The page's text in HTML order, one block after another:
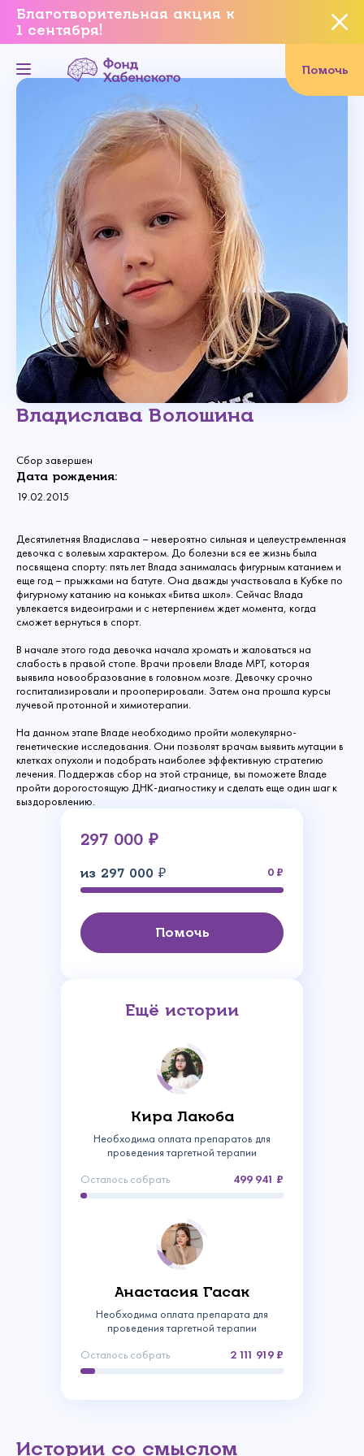
Благотворительная акция к
1 сентября!
Помочь
Владислава Волошина
Сбор завершен
Дата рождения:
19.02.2015
Десятилетняя Владислава – невероятно сильная и целеустремленная
девочка с волевым характером. До болезни вся ее жизнь была
посвящена спорту: пять лет Влада занималась фигурным катанием и
еще год – прыжками на батуте. Она дважды участвовала в Кубке по
фигурному катанию на коньках «Битва школ». Сейчас Влада
увлекается видеоиграми и с нетерпением ждет момента, когда
сможет вернуться в спорт.
В начале этого года девочка начала хромать и жаловаться на
слабость в правой стопе. Врачи провели Владе МРТ, которая
выявила новообразование в головном мозге. Девочку срочно
госпитализировали и прооперировали. Затем она прошла курсы
лучевой протонной и химиотерапии.
На данном этапе Владе необходимо пройти молекулярно-
генетические исследования. Они позволят врачам выявить мутации в
клетках опухоли и подобрать наиболее эффективную стратегию
лечения. Поддержав сбор на этой странице, вы поможете Владе
пройти дорогостоящую ДНК-диагностику и сделать еще один шаг к
выздоровлению.
297 000 ₽
из 297 000 ₽ 0
Помочь
Ещё истории
Кира Лакоба
Необходима оплата препаратов для
проведения таргетной терапии
Осталось собрать
499 941
Анастасия Гасак
Необходима оплата препарата для
проведения таргетной терапии
Осталось собрать
2 111 919
Истории со смыслом
Ваше пожертвование поступило в Фонд!
Создать аккаунт
Введите
Связаться с
нами
Вы уверены, что хотите
завершить данное событие?
Да, уверен
Нет, не хочу
Сделать пожертвование
Сумма